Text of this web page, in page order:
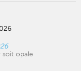
soit opale